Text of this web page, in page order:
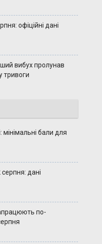
офіційні дані
вибух пролунав
тривоги
мінімальні бали для
дані
по-